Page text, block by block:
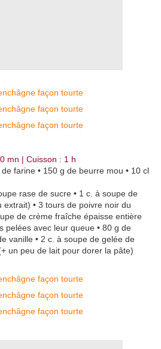
mn | Cuisson : 1 h
farine • 150 g de beurre mou • 10 cl
rase de sucre • 1 c. à soupe de
extrait) • 3 tours de poivre noir du
de crème fraîche épaisse entière
pelées avec leur queue • 80 g de
vanille • 2 c. à soupe de gelée de
un peu de lait pour dorer la pâte)